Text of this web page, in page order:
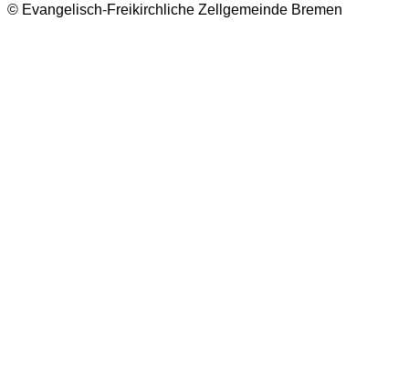
© Evangelisch-Freikirchliche Zellgemeinde Bremen